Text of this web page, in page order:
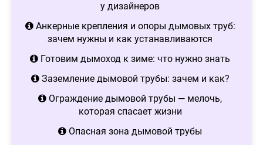
у дизайнеров
Анкерные крепления и опоры дымовых труб:
зачем нужны и как устанавливаются
Готовим дымоход к зиме: что нужно знать
Заземление дымовой трубы: зачем и как?
Ограждение дымовой трубы — мелочь,
которая спасает жизни
Опасная зона дымовой трубы